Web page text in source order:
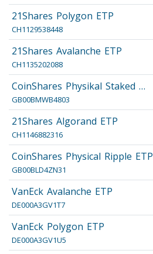
21Shares Polygon ETP
CH1129538448
21Shares Avalanche ETP
CH1135202088
CoinShares Physikal Staked …
GB00BMWB4803
21Shares Algorand ETP
CH1146882316
CoinShares Physical Ripple ETP
GB00BLD4ZN31
VanEck Avalanche ETP
DE000A3GV1T7
VanEck Polygon ETP
DE000A3GV1U5